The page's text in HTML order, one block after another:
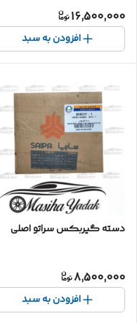
16,500,000
افزودن به سبد
دسته گیربکس سراتو اصلی
8,500,000
افزودن به سبد